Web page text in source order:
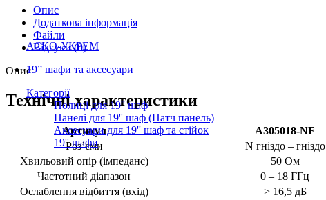
АСКО-УКРЕМ
19” шафи та аксесуари
Категорії
Полиці для 19'' шаф
Панелі для 19'' шаф (Патч панель)
Аксесуари для 19'' шаф та стійок
19'' шафи
Опис
Додаткова інформація
Файли
Відгуки (0)
Опис
Технічні характеристики
Артикул
A305018-NF
Розʼєми
N гніздо – гніздо
Хвильовий опір (імпеданс)
50 Ом
Частотний діапазон
0 – 18 ГГц
Ослаблення відбиття (вхід)
> 16,5 дБ